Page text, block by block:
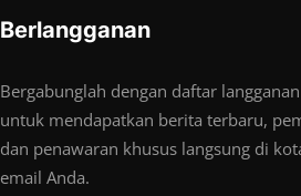
Berlangganan
Bergabunglah dengan daftar
untuk mendapatkan berita terbaru,
dan penawaran khusus langsung di
email Anda.